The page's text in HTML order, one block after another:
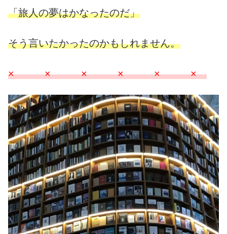
「旅人の夢はかなったのだ」
そう言いたかったのかもしれません。
× × × × × ×